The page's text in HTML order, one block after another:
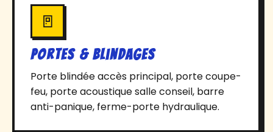
🚪
Portes & blindages
Porte blindée accès principal, porte coupe-
feu, porte acoustique salle conseil, barre
anti-panique, ferme-porte hydraulique.